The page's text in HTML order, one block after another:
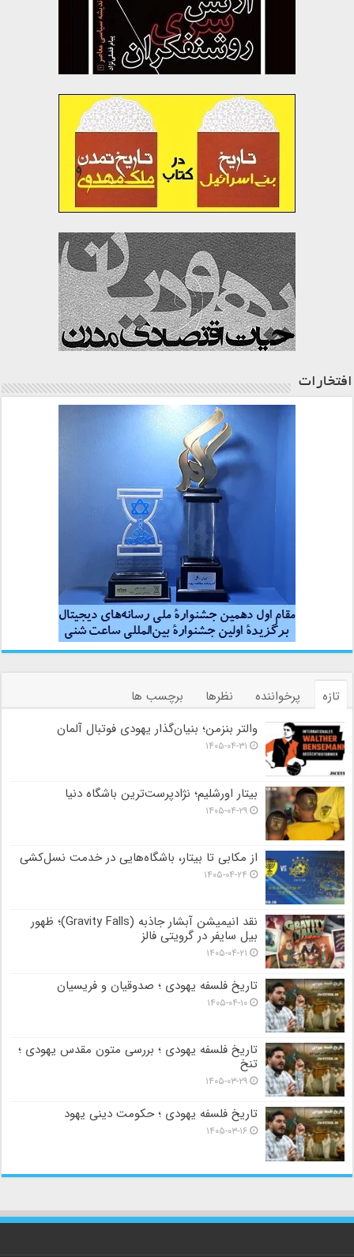
افتخارات
تازه پرخواننده نظرها
برچسب ها
والتر بنزمن؛ بنیان‌گذار یهودی فوتبال آلمان
۱۴۰۵-۰۴-۳۱
بیتار اورشلیم؛ نژادپرست‌ترین باشگاه دنیا
۱۴۰۵-۰۴-۲۹
از مکابی تا بیتار، باشگاه‌هایی در خدمت نسل‌کشی
۱۴۰۵-۰۴-۲۴
نقد انیمیشن آبشار جاذبه (Gravity Falls)؛ ظهور
بیل سایفر در گرویتی فالز
۱۴۰۵-۰۴-۲۱
تاریخ فلسفه یهودی ؛ صدوقیان و فریسیان
۱۴۰۵-۰۴-۱۰
تاریخ فلسفه یهودی ؛ بررسی متون مقدس یهودی ؛
تنخ
۱۴۰۵-۰۳-۲۹
تاریخ فلسفه یهودی ؛ حکومت دینی یهود
۱۴۰۵-۰۳-۱۶